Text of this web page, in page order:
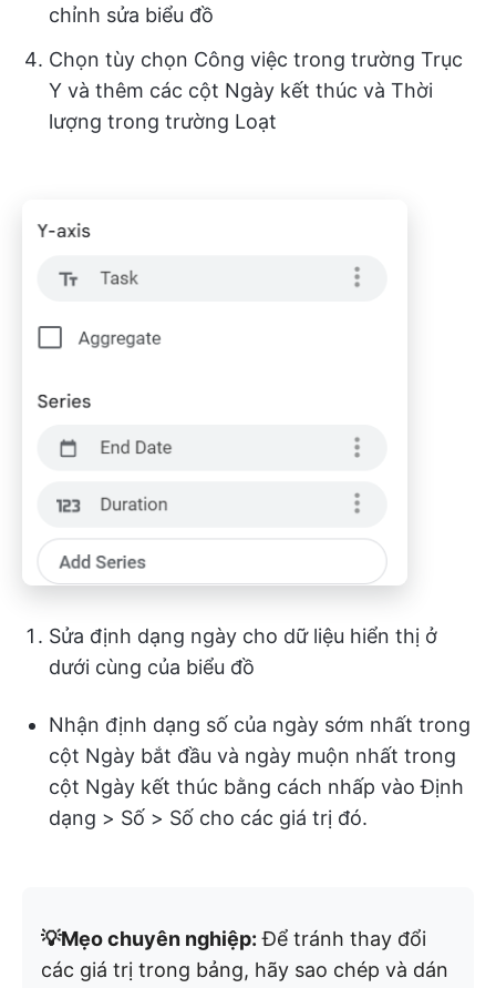
chỉnh sửa biểu đồ
Chọn tùy chọn Công việc trong trường Trục
Y và thêm các cột Ngày kết thúc và Thời
lượng trong trường Loạt
Sửa định dạng ngày cho dữ liệu hiển thị ở
dưới cùng của biểu đồ
Nhận định dạng số của ngày sớm nhất trong
cột Ngày bắt đầu và ngày muộn nhất trong
cột Ngày kết thúc bằng cách nhấp vào Định
dạng > Số > Số cho các giá trị đó.
💡Mẹo chuyên nghiệp: Để tránh thay đổi
các giá trị trong bảng, hãy sao chép và dán